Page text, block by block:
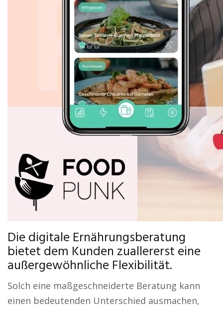
Die digitale Ernährungsberatung
bietet dem Kunden zuallererst eine
außergewöhnliche Flexibilität.
Solch eine maßgeschneiderte Beratung kann
einen bedeutenden Unterschied ausmachen,